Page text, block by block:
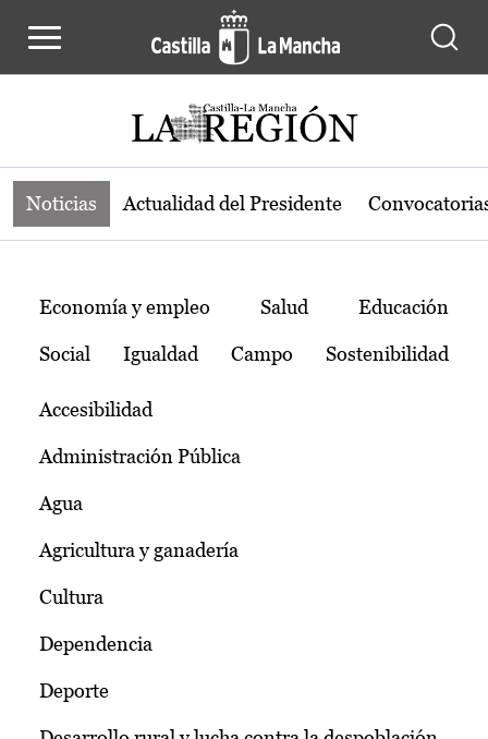
Noticias de la región de Castilla-La
Noticias Actualidad del Presidente
Temas
Economía y empleo Salud Educación
Social Igualdad Campo Sostenibilidad
Accesibilidad
Administración Pública
Agua
Agricultura y ganadería
Cultura
Dependencia
Deporte